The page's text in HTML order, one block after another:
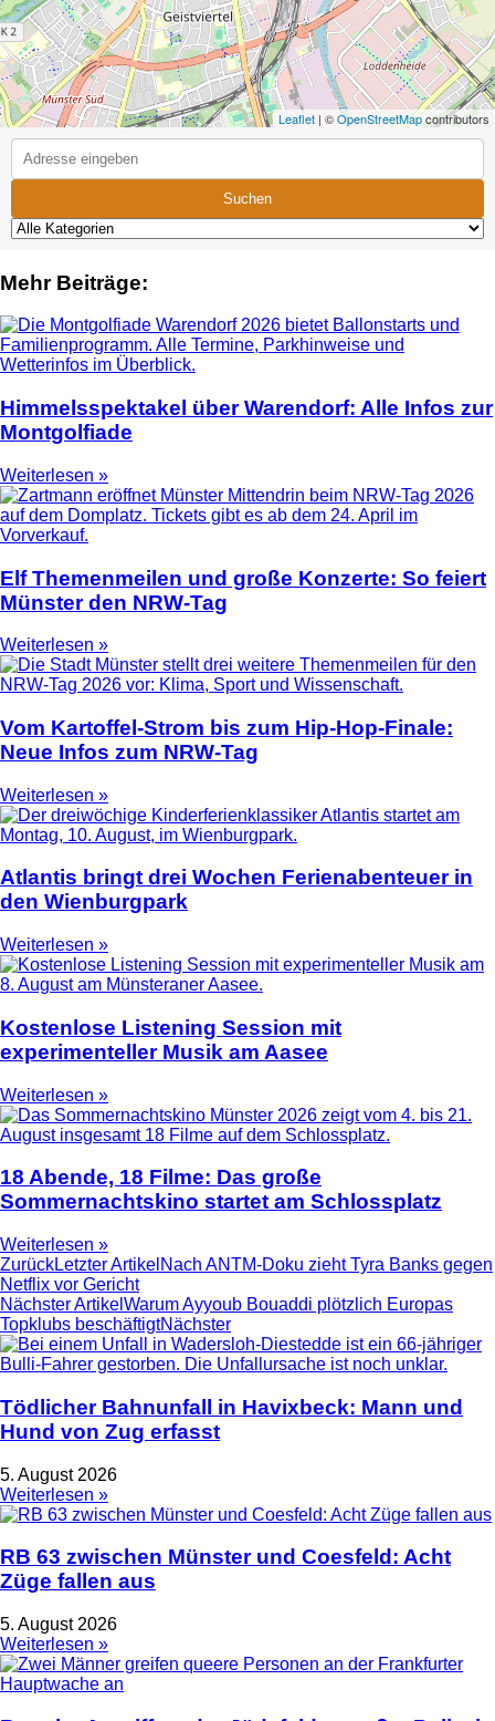
Leaflet | ©OpenStreetMapcontributors
Suchen
Mehr Beiträge:
Himmelsspektakel über Warendorf: Alle Infos zur
Montgolfiade
Weiterlesen »
Elf Themenmeilen und große Konzerte: So feiert
Münster den NRW-Tag
Weiterlesen »
Vom Kartoffel-Strom bis zum Hip-Hop-Finale:
Neue Infos zum NRW-Tag
Weiterlesen »
Atlantis bringt drei Wochen Ferienabenteuer in
den Wienburgpark
Weiterlesen »
Kostenlose Listening Session mit
experimenteller Musik am Aasee
Weiterlesen »
18 Abende, 18 Filme: Das große
Sommernachtskino startet am Schlossplatz
Weiterlesen »
ZurückLetzter Artikel Nach ANTM-Doku zieht Tyra Banks gegen
Netflix vor Gericht
Nächster Artikel Warum Ayyoub Bouaddi plötzlich Europas
Topklubs beschäftigtNächster
Tödlicher Bahnunfall in Havixbeck: Mann und
Hund von Zug erfasst
5. August 2026
Weiterlesen »
RB 63 zwischen Münster und Coesfeld: Acht
Züge fallen aus
5. August 2026
Weiterlesen »